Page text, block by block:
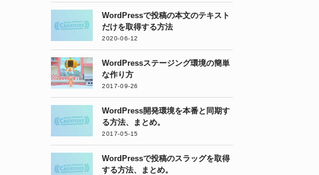
WordPressで投稿の本文のテキスト
だけを取得する方法
2020-06-12
WordPressステージング環境の簡単
な作り方
2017-09-26
WordPress開発環境を本番と同期す
る方法、まとめ。
2017-05-15
WordPressで投稿のスラッグを取得
する方法、まとめ。